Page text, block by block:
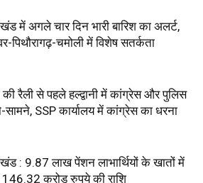
में अगले चार दिन भारी बारिश का अलर्ट,
पिथौरागढ़-चमोली में विशेष सतर्कता
रैली से पहले हल्द्वानी में कांग्रेस और पुलिस
SSP कार्यालय में कांग्रेस का धरना
: 9.87 लाख पेंशन लाभार्थियों के खातों में
146.32 करोड़ रुपये की राशि